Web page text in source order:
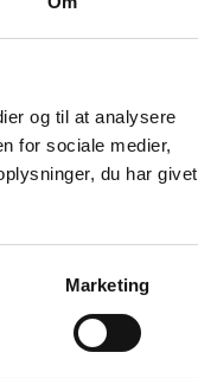
og til at analysere
for sociale medier,
du har givet
Marketing